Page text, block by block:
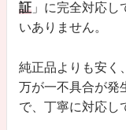
証 」に完全対応
いありません。
純正品よりも安く
万が一不具合が発
で、丁寧に対応し